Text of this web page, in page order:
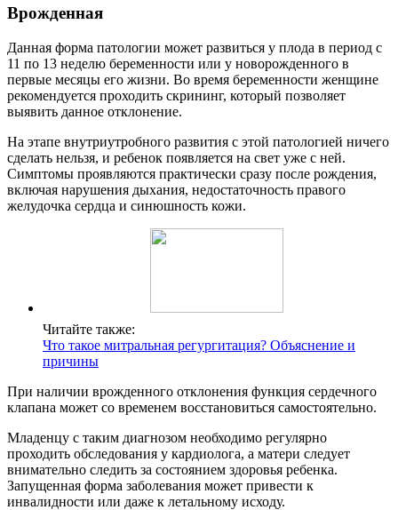
Врожденная
Данная форма патологии может развиться у плода в период с
11 по 13 неделю беременности или у новорожденного в
первые месяцы его жизни. Во время беременности женщине
рекомендуется проходить скрининг, который позволяет
выявить данное отклонение.
На этапе внутриутробного развития с этой патологией ничего
сделать нельзя, и ребенок появляется на свет уже с ней.
Симптомы проявляются практически сразу после рождения,
включая нарушения дыхания, недостаточность правого
желудочка сердца и синюшность кожи.
Читайте также:
Что такое митральная регургитация? Объяснение и
причины
При наличии врожденного отклонения функция сердечного
клапана может со временем восстановиться самостоятельно.
Младенцу с таким диагнозом необходимо регулярно
проходить обследования у кардиолога, а матери следует
внимательно следить за состоянием здоровья ребенка.
Запущенная форма заболевания может привести к
инвалидности или даже к летальному исходу.